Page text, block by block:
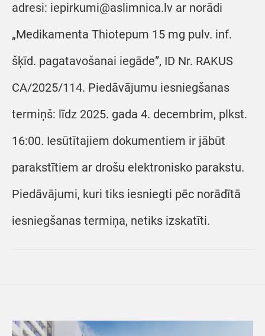
adresi: iepirkumi@aslimnica.lv ar norādi
„Medikamenta Thiotepum 15 mg pulv. inf.
šķīd. pagatavošanai iegāde”, ID Nr. RAKUS
CA/2025/114. Piedāvājumu iesniegšanas
termiņš: līdz 2025. gada 4. decembrim, plkst.
16:00. Iesūtītajiem dokumentiem ir jābūt
parakstītiem ar drošu elektronisko parakstu.
Piedāvājumi, kuri tiks iesniegti pēc norādītā
iesniegšanas termiņa, netiks izskatīti.